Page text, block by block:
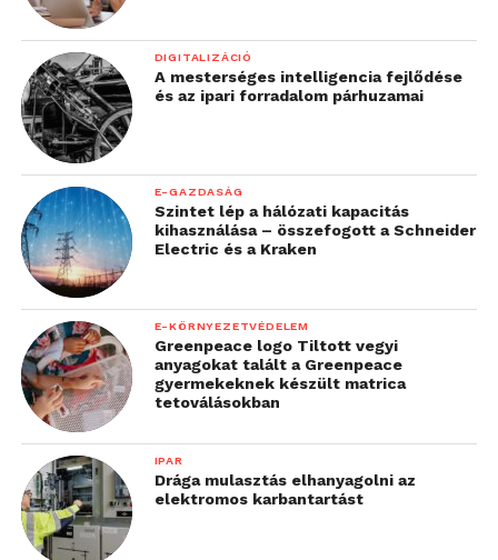
DIGITALIZÁCIÓ
A mesterséges intelligencia fejlődése
és az ipari forradalom párhuzamai
E-GAZDASÁG
Szintet lép a hálózati kapacitás
kihasználása – összefogott a Schneider
Electric és a Kraken
E-KÖRNYEZETVÉDELEM
Greenpeace logo Tiltott vegyi
anyagokat talált a Greenpeace
gyermekeknek készült matrica
tetoválásokban
IPAR
Drága mulasztás elhanyagolni az
elektromos karbantartást